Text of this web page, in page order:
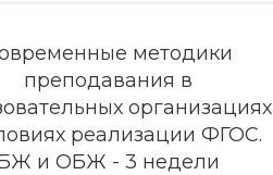
методики
преподавания в
организациях
реализации ФГОС.
и ОБЖ - 3 недели